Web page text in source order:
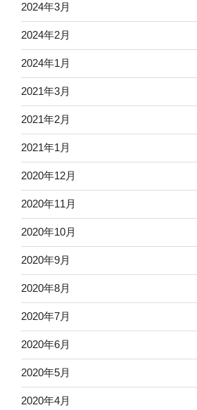
2024年3月
2024年2月
2024年1月
2021年3月
2021年2月
2021年1月
2020年12月
2020年11月
2020年10月
2020年9月
2020年8月
2020年7月
2020年6月
2020年5月
2020年4月